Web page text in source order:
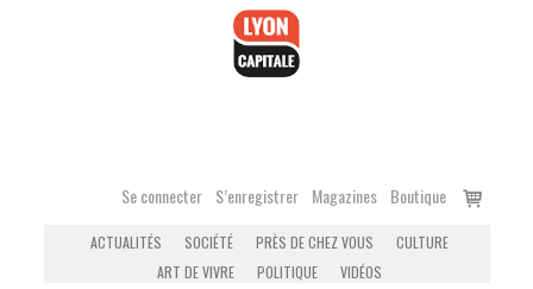
Se connecter S’enregistrer Magazines Boutique
Voir
ACTUALITÉS SOCIÉTÉ PRÈS DE CHEZ VOUS
CULTURE
ART DE VIVRE
POLITIQUE VIDÉOS